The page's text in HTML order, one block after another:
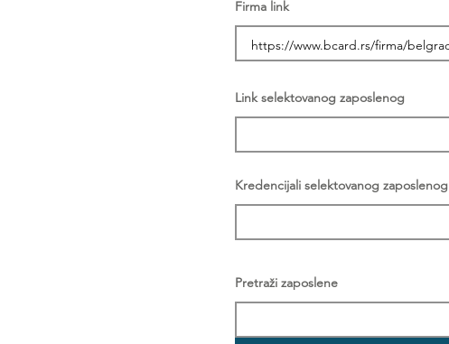
Firma link
Link selektovanog zaposlenog
Kredencijali selektovanog zaposlenog
Pretraži zaposlene